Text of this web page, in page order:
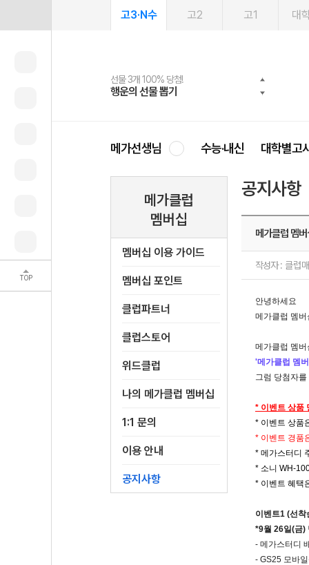
TOP
고3·N수 고2 고1 대
선물 3개 100% 당첨!
행운의 선물 뽑기
선물 100% 증정!
메가스터디 X 올리브
여름방학 스터디 캐시백
메가런 썸머스쿨
2027 러셀 단과
강사 공개선발
스마트러닝앱
설문 EVENT
메가패스
3일 무료 체험권
메가패스 수강생 무료혜택!
메가클럽 멤버십
사회공헌 캠페인
희망이룸 메가나눔
메가선생님 수능·내신 대학별고
메가클럽
멤버십
멤버십 이용 가이드
멤버십 포인트
클럽파트너
클럽스토어
위드클럽
나의 메가클럽 멤버십
1:1 문의
이용 안내
공지사항
공지사항
메가클럽 멤
작성자 : 클럽
안녕하세요
메가클럽 멤
메가클럽 멤
'메가클럽 멤
그럼 당첨자
* 이벤트 상품
* 이벤트 상품
* 이벤트 경품
* 메가스터디
* 소니 WH-
* 이벤트 혜택
이벤트1 (선
*9월 26일(금)
- 메가스터디
- GS25 모바